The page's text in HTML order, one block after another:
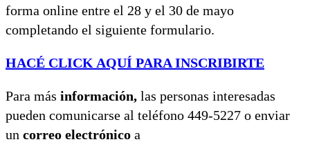
forma online entre el 28 y el 30 de mayo
completando el siguiente formulario.
HACÉ CLICK AQUÍ PARA INSCRIBIRTE
Para más información, las personas interesadas
pueden comunicarse al teléfono 449-5227 o enviar
un correo electrónico a